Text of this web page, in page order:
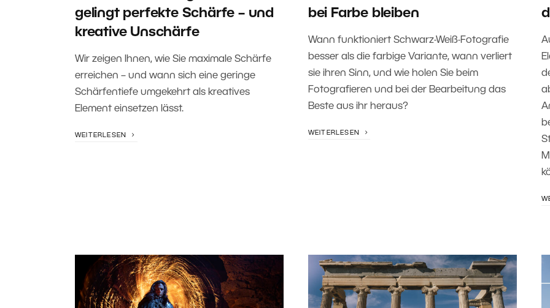
gelingt perfekte Schärfe – und
kreative Unschärfe
Wir zeigen Ihnen, wie Sie maximale Schärfe
erreichen – und wann sich eine geringe
Schärfentiefe umgekehrt als kreatives
Element einsetzen lässt.
WEITERLESEN
bei Farbe bleiben
Wann funktioniert Schwarz-Weiß-Fotografie
besser als die farbige Variante, wann verliert
sie ihren Sinn, und wie holen Sie beim
Fotografieren und bei der Bearbeitung das
Beste aus ihr heraus?
WEITERLESEN